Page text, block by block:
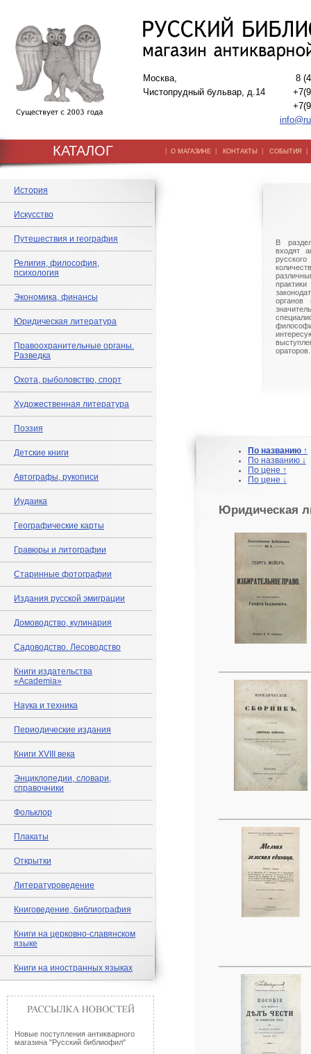
Москва,
Чистопрудный бульвар, д.14
8
КАТАЛОГ | О МАГАЗИНЕ | КОНТАКТЫ | СОБЫТИЯ
История
Искусство
Путешествия и география
Религия, философия,
психология
Экономика, финансы
Юридическая литература
Правоохранительные органы.
Разведка
Охота, рыболовство, спорт
Художественная литература
Поэзия
Детские книги
Автографы, рукописи
Иудаика
Географические карты
Гравюры и литографии
Старинные фотографии
Издания русской эмиграции
Домоводство, кулинария
Садоводство. Лесоводство
Книги издательства
«Academia»
Наука и техника
Периодические издания
Книги XVIII века
Энциклопедии, словари,
справочники
Фольклор
Плакаты
Открытки
Литературоведение
Книговедение, библиография
Книги на церковно-славянском
языке
Книги на иностранных языках
Новые поступления антикварного
магазина "Русский библиофил"
В
входят
органов
ораторов.
По названию ↑
По названию ↓
По цене ↑
По цене ↓
Юридическая